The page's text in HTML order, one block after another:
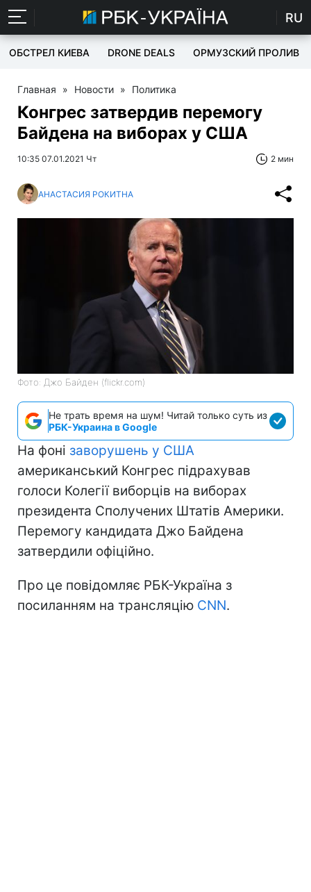
RU
ОБСТРЕЛ КИЕВА DRONE DEALS ОРМУЗСКИЙ ПРОЛИВ
Главная » Новости » Политика
Конгрес затвердив перемогу
Байдена на виборах у США
10:35 07.01.2021 Чт 2 мин
АНАСТАСИЯ РОКИТНА
Фото: Джо Байден (flickr.com)
Не трать время на шум! Читай только суть из
РБК-Украина в Google
На фоні заворушень у США
американський Конгрес підрахував
голоси Колегії виборців на виборах
президента Сполучених Штатів Америки.
Перемогу кандидата Джо Байдена
затвердили офіційно.
Про це повідомляє РБК-Україна з
посиланням на трансляцію CNN.